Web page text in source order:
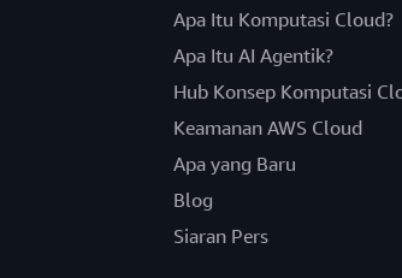
Apa Itu Komputasi Cloud?
Apa Itu AI Agentik?
Hub Konsep Komputasi
Keamanan AWS Cloud
Apa yang Baru
Blog
Siaran Pers